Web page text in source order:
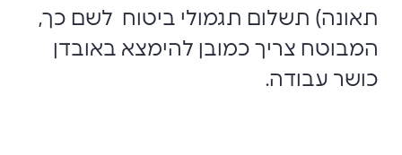
תאונה) תשלום תגמולי ביטוח לשם כך,
המבוטח צריך כמובן להימצא באובדן
כושר עבודה.